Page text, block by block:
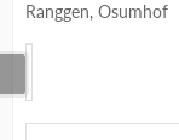
Ranggen, Osumhof